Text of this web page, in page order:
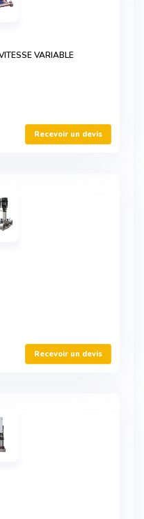
VARIABLE
Recevoir un devis
Recevoir un devis